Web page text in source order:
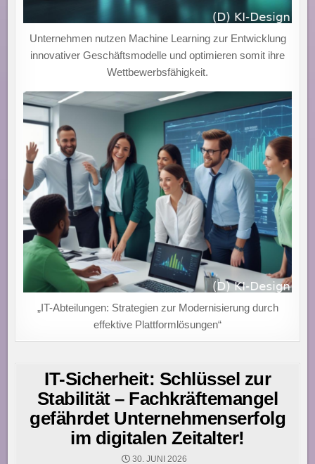
Unternehmen nutzen Machine Learning zur Entwicklung
innovativer Geschäftsmodelle und optimieren somit ihre
Wettbewerbsfähigkeit.
„IT-Abteilungen: Strategien zur Modernisierung durch
effektive Plattformlösungen“
IT-Sicherheit: Schlüssel zur
Stabilität – Fachkräftemangel
gefährdet Unternehmenserfolg
im digitalen Zeitalter!
30. JUNI 2026